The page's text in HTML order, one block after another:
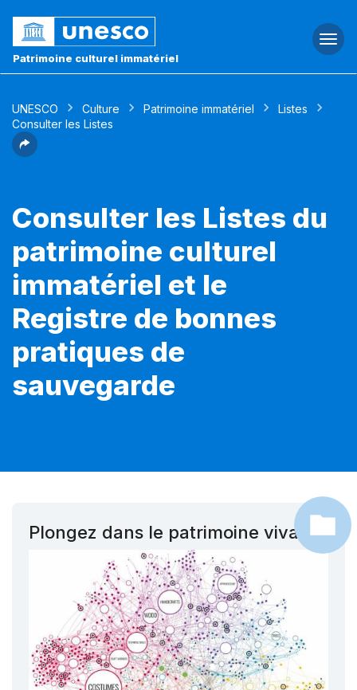
Patrimoine culturel immatériel
UNESCO Culture Patrimoine immatériel
Listes
Consulter les Listes
Consulter les Listes du
patrimoine culturel
immatériel et le
Registre de bonnes
pratiques de
sauvegarde
Plongez dans le patrimoine vivant !